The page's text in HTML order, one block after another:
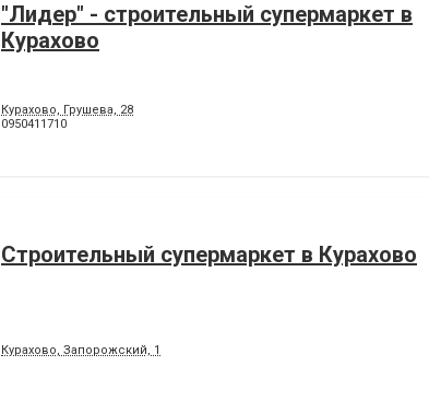
"Лидер" - строительный супермаркет в
Курахово
Курахово, Грушева, 28
0950411710
Строительный супермаркет в Курахово
Курахово, Запорожский, 1